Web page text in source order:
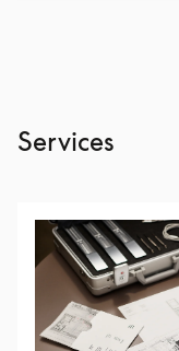
Services